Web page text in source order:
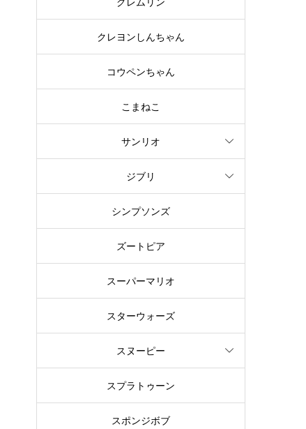
クレヨンしんちゃん
コウペンちゃん
こまねこ
サンリオ
ジブリ
シンプソンズ
ズートピア
スーパーマリオ
スターウォーズ
スヌーピー
スプラトゥーン
スポンジボブ